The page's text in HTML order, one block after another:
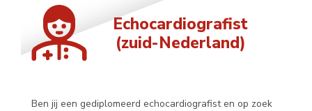
Echocardiografist
(zuid-Nederland)
Ben jij een gediplomeerd echocardiografist en op zoek